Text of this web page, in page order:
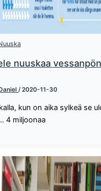
nuuskaa
/2020-11-30
kun on aika sylkeä se
4 miljoonaa